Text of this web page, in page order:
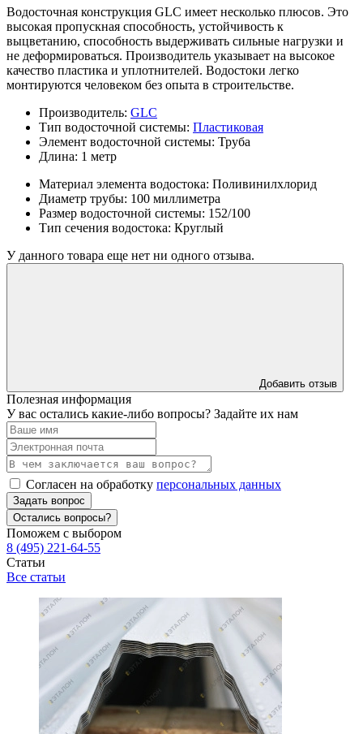
Водосточная конструкция GLC имеет несколько плюсов. Это
высокая пропускная способность, устойчивость к
выцветанию, способность выдерживать сильные нагрузки и
не деформироваться. Производитель указывает на высокое
качество пластика и уплотнителей. Водостоки легко
монтируются человеком без опыта в строительстве.
Производитель: GLC
Тип водосточной системы: Пластиковая
Элемент водосточной системы: Труба
Длина: 1 метр
Материал элемента водостока: Поливинилхлорид
Диаметр трубы: 100 миллиметра
Размер водосточной системы: 152/100
Тип сечения водостока: Круглый
У данного товара еще нет ни одного отзыва.
Добавить отзыв
Полезная информация
У вас остались какие-либо вопросы? Задайте их нам
Согласен на обработку персональных данных
Задать вопрос
Остались вопросы?
Поможем с выбором
8 (495) 221-64-55
Статьи
Все статьи